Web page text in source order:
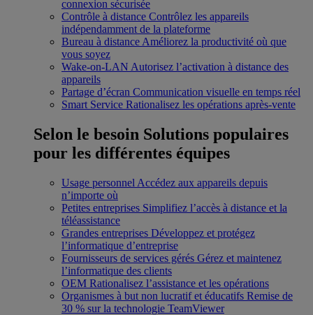
connexion sécurisée
Contrôle à distance Contrôlez les appareils
indépendamment de la plateforme
Bureau à distance Améliorez la productivité où que
vous soyez
Wake-on-LAN Autorisez l’activation à distance des
appareils
Partage d’écran Communication visuelle en temps réel
Smart Service Rationalisez les opérations après-vente
Selon le besoin Solutions populaires
pour les différentes équipes
Usage personnel Accédez aux appareils depuis
n’importe où
Petites entreprises Simplifiez l’accès à distance et la
téléassistance
Grandes entreprises Développez et protégez
l’informatique d’entreprise
Fournisseurs de services gérés Gérez et maintenez
l’informatique des clients
OEM Rationalisez l’assistance et les opérations
Organismes à but non lucratif et éducatifs Remise de
30 % sur la technologie TeamViewer